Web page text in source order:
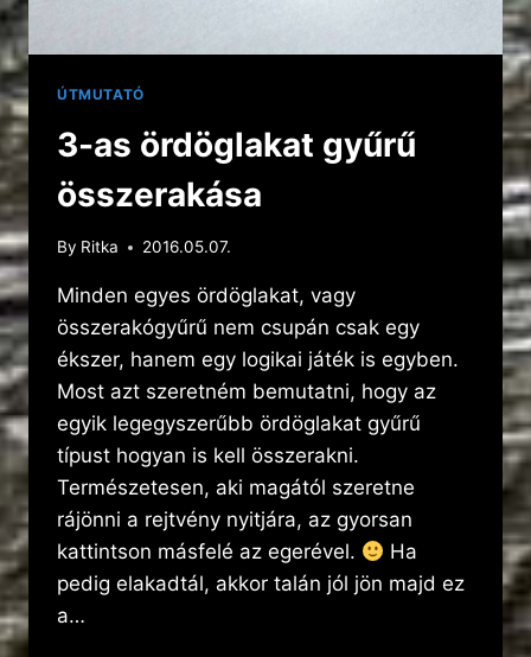
ÚTMUTATÓ
3-as ördöglakat gyűrű
összerakása
By Ritka 2016.05.07.
Minden egyes ördöglakat, vagy
összerakógyűrű nem csupán csak egy
ékszer, hanem egy logikai játék is egyben.
Most azt szeretném bemutatni, hogy az
egyik legegyszerűbb ördöglakat gyűrű
típust hogyan is kell összerakni.
Természetesen, aki magától szeretne
rájönni a rejtvény nyitjára, az gyorsan
kattintson másfelé az egerével.
Ha
pedig elakadtál, akkor talán jól jön majd ez
a…